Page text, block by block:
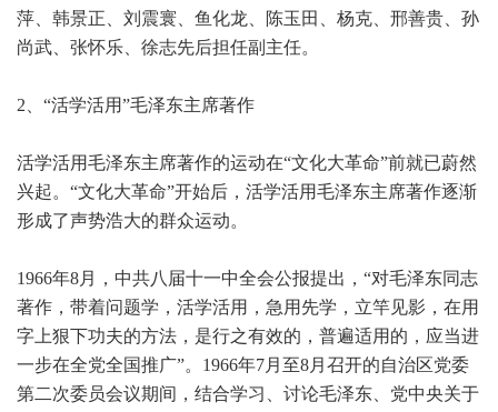
萍、韩景正、刘震寰、鱼化龙、陈玉田、杨克、邢善贵、孙
尚武、张怀乐、徐志先后担任副主任。
2 、“活学活用”毛泽东主席著作
活学活用毛泽东主席著作的运动在“文化大革命”前就已蔚然
兴起。“文化大革命”开始后，活学活用毛泽东主席著作逐渐
形成了声势浩大的群众运动。
1966年8月，中共八届十一中全会公报提出，“对毛泽东同志
著作，带着问题学，活学活用，急用先学，立竿见影，在用
字上狠下功夫的方法，是行之有效的，普遍适用的，应当进
一步在全党全国推广”。1966年7月至8月召开的自治区党委
第二次委员会议期间，结合学习、讨论毛泽东、党中央关于